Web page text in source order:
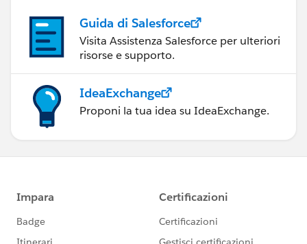
Guida di Salesforce
Visita Assistenza Salesforce per ulteriori
risorse e supporto.
IdeaExchange
Proponi la tua idea su IdeaExchange.